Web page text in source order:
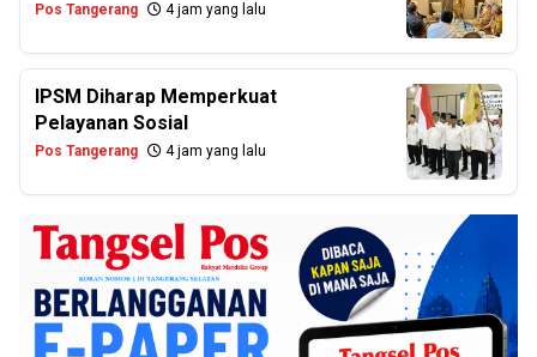
Pos Tangerang 4 jam yang lalu
IPSM Diharap Memperkuat
Pelayanan Sosial
Pos Tangerang 4 jam yang lalu